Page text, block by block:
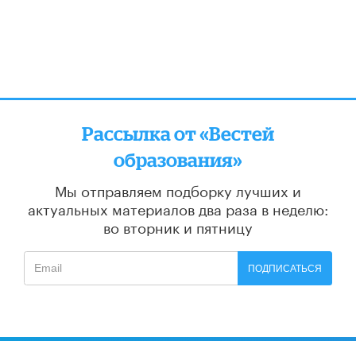
Рассылка от «Вестей
образования»
Мы отправляем подборку лучших и
актуальных материалов два раза в неделю:
во вторник и пятницу
ПОДПИСАТЬСЯ